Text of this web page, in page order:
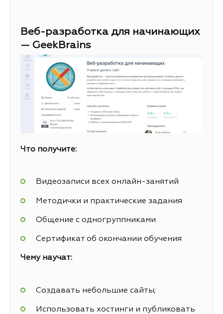
Веб-разработка для начинающих
— GeekBrains
Что получите:
Видеозаписи всех онлайн-занятий
Методички и практические задания
Общение с одногруппниками
Сертификат об окончании обучения
Чему научат:
Создавать небольшие сайты;
Использовать хостинги и публиковать